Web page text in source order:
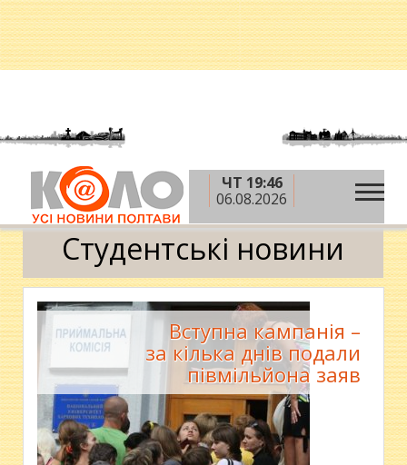
ЧТ 19:46
06.08.2026
Головна » Новини » Освіта »Студентські
новини
Студентські новини
Вступна кампанія –
за кілька днів подали
півмільйона заяв